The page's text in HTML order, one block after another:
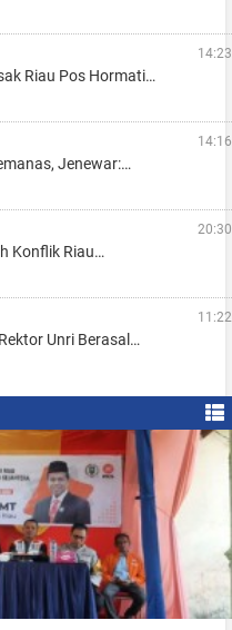
14:23
Riau Pos Hormati…
14:16
Jenewar:…
20:30
Konflik Riau…
11:22
Unri Berasal…